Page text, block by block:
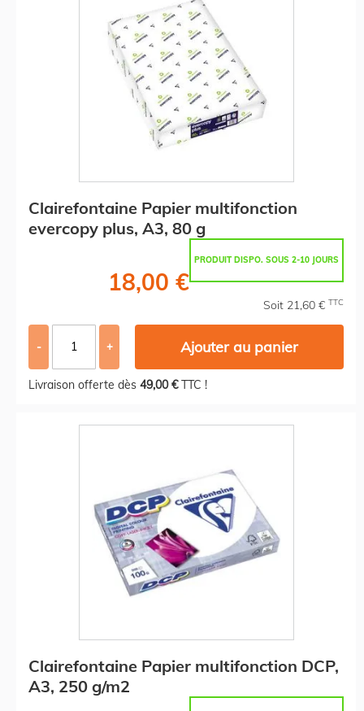
Clairefontaine Papier multifonction
evercopy plus, A3, 80 g
PRODUIT DISPO. SOUS 2-10 JOURS
18,00 €
Soit 21,60 € TTC
- + Ajouter au panier
Livraison offerte dès 49,00 €TTC !
Clairefontaine Papier multifonction DCP,
A3, 250 g/m2